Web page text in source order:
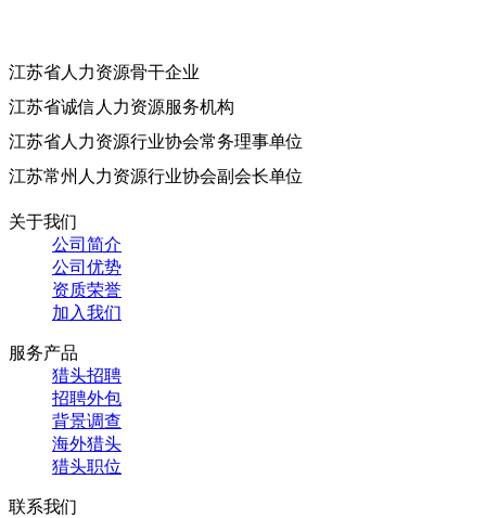
江苏省人力资源骨干企业
江苏省诚信人力资源服务机构
江苏省人力资源行业协会常务理事单位
江苏常州人力资源行业协会副会长单位
关于我们
公司简介
公司优势
资质荣誉
加入我们
服务产品
猎头招聘
招聘外包
背景调查
海外猎头
猎头职位
联系我们